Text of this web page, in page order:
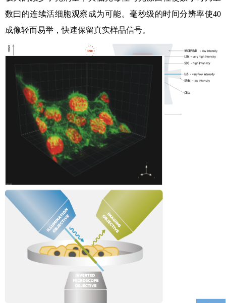
数曰的连续活细胞观察成为可能。毫秒级的时间分辨率使40
成像轻而易举，快速保留真实样品信号。